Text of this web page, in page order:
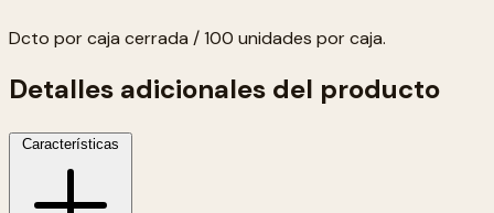
Dcto por caja cerrada / 100 unidades por caja.
Detalles adicionales del producto
Características